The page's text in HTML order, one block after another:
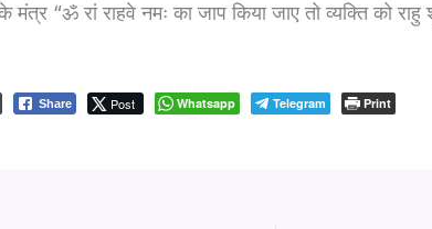
मंत्र “ॐ रां राहवे नमः का जाप किया जाए तो व्यक्ति को
Share Post Whatsapp Telegram Print